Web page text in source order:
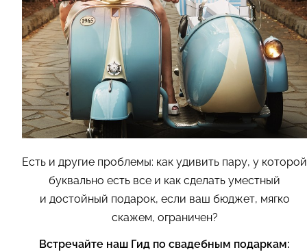
Есть и другие проблемы: как удивить пару, у которой
буквально есть все и как сделать уместный
и достойный подарок, если ваш бюджет, мягко
скажем, ограничен?
Встречайте наш Гид по свадебным подаркам: